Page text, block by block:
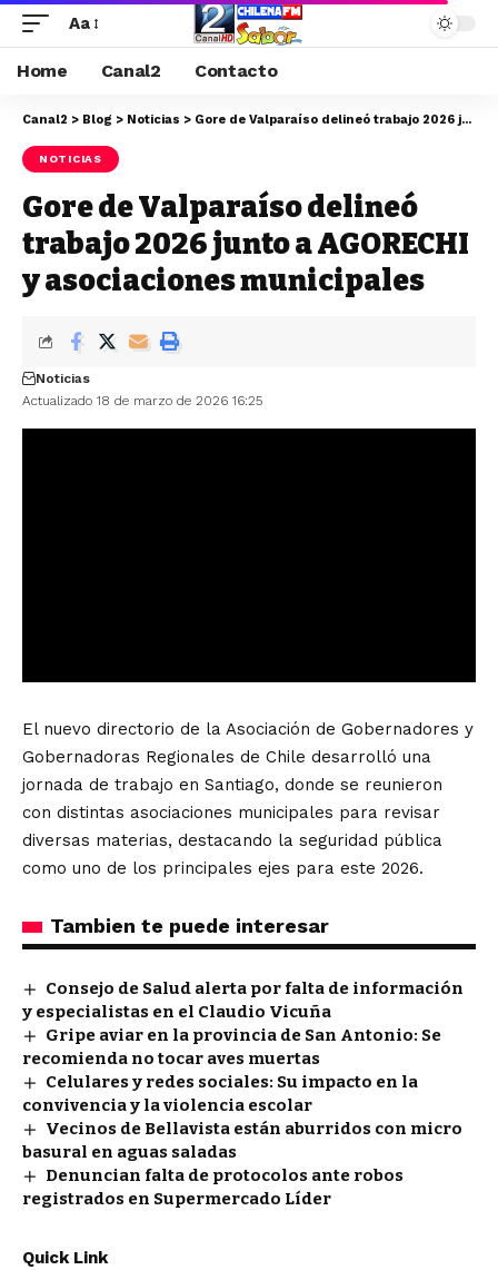
Aa
Home Canal2 Contacto
Canal2 > Blog > Noticias > Gore de Valparaíso delineó trabajo 2026 junto a AGORECHI y asociaciones municipales
NOTICIAS
Gore de Valparaíso delineó
trabajo 2026 junto a AGORECHI
y asociaciones municipales
Actualizado 18 de marzo de 2026 16:25
Noticias
El nuevo directorio de la Asociación de Gobernadores y
Gobernadoras Regionales de Chile desarrolló una
jornada de trabajo en Santiago, donde se reunieron
con distintas asociaciones municipales para revisar
diversas materias, destacando la seguridad pública
como uno de los principales ejes para este 2026.
Tambien te puede interesar
Consejo de Salud alerta por falta de información
y especialistas en el Claudio Vicuña
Gripe aviar en la provincia de San Antonio: Se
recomienda no tocar aves muertas
Celulares y redes sociales: Su impacto en la
convivencia y la violencia escolar
Vecinos de Bellavista están aburridos con micro
basural en aguas saladas
Denuncian falta de protocolos ante robos
registrados en Supermercado Líder
Quick Link